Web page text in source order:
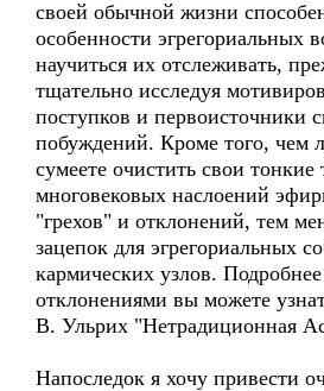
своей обычной жизни
особенности эгрегориальных
научиться их отслеживать,
тщательно исследуя
поступков и первоисточники
побуждений. Кроме того, чем
сумеете очистить свои тонкие
многовековых наслоений
"грехов" и отклонений, тем
зацепок для эгрегориальных
кармических узлов.
отклонениями вы можете
В. Ульрих "Нетрадиционная
Напоследок я хочу привести